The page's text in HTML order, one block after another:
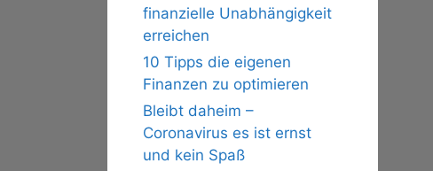
finanzielle Unabhängigkeit
erreichen
10 Tipps die eigenen
Finanzen zu optimieren
Bleibt daheim –
Coronavirus es ist ernst
und kein Spaß